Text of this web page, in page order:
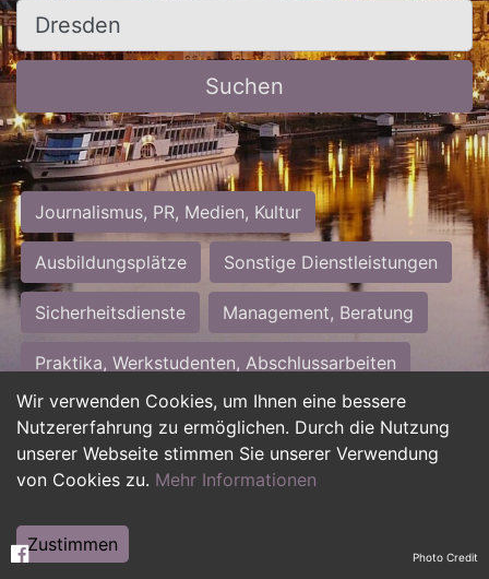
Wir verwenden Cookies, um Ihnen eine bessere
Nutzererfahrung zu ermöglichen. Durch die Nutzung
unserer Webseite stimmen Sie unserer Verwendung
von Cookies zu. Mehr Informationen
Zustimmen
Ort, Stadt
Suchen
Journalismus, PR, Medien, Kultur
Ausbildungsplätze Sonstige Dienstleistungen
Sicherheitsdienste Management, Beratung
Praktika, Werkstudenten, Abschlussarbeiten
Personalwesen Assistenz, Sekretariat
Hilfskräfte, Aushilfs- und Nebenjobs
Weiterbildung, Studium, duale Ausbildung Photo Credit